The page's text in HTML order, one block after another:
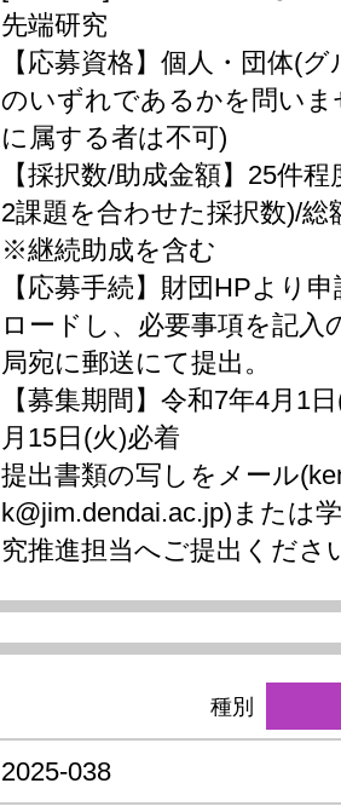
先端研究
【応募資格】個人・団体(
のいずれであるかを問いま
に属する者は不可)
【採択数/助成金額】25件
2課題を合わせた採択数)/
※継続助成を含む
【応募手続】財団HPより
ロードし、必要事項を記入
局宛に郵送にて提出。
【募集期間】令和7年4月1
月15日(火)必着
提出書類の写しをメール
k@jim.dendai.ac.jp)または
究推進担当へご提出くださ
2025-038
種別